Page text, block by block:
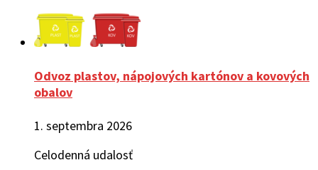
Odvoz plastov, nápojových kartónov a kovových
obalov
1. septembra 2026
Celodenná udalosť